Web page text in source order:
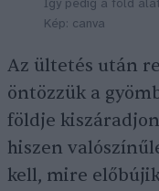
Így pedig a föld
Kép: canva
Az ültetés után
öntözzük a
földje
hiszen
kell, mire